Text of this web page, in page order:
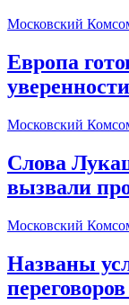
Московский
Европа
Московский
Слова
вызвали
Московский
Названы